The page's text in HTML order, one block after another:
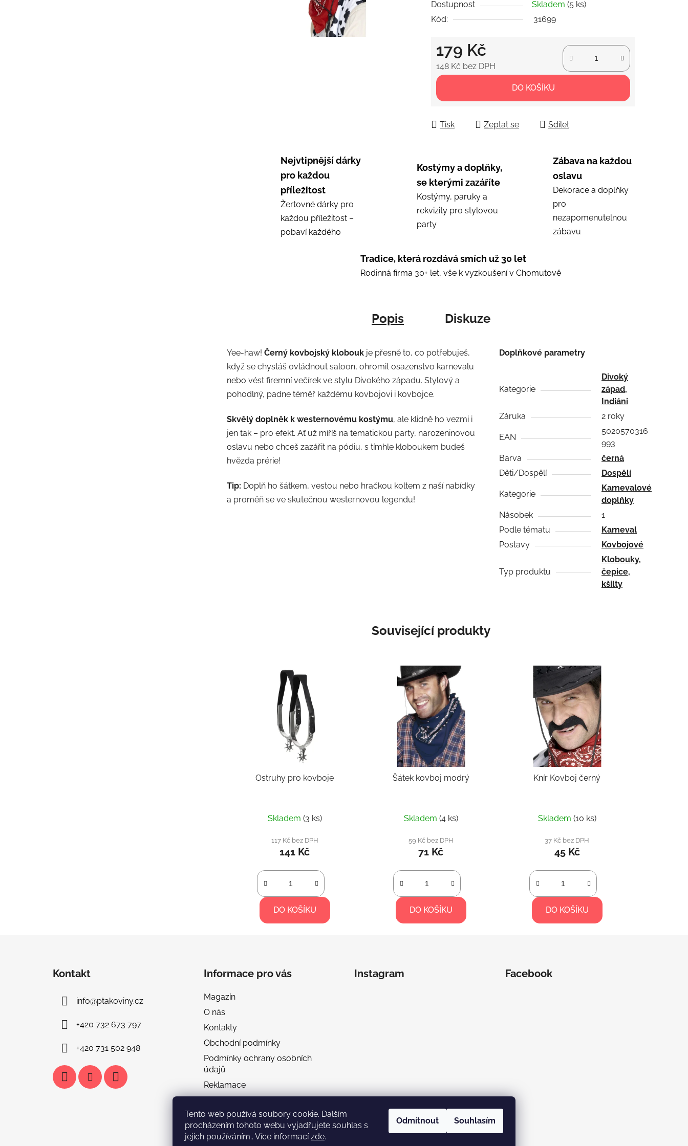
Tento web používá soubory cookie. Dalším
procházením tohoto webu vyjadřujete souhlas s
jejich používáním.. Více informacízde.
Odmítnout Souhlasím
5
hvězdiček.
Dostupnost Skladem (5 ks)
Kód:
31699
179 Kč
148 Kč bez DPH
Měrná cena:
DO KOŠÍKU
Tisk Zeptat se Sdílet
Nejvtipnější dárky
pro každou
příležitost
Žertovné dárky pro
každou příležitost –
pobaví každého
Kostýmy a doplňky,
se kterými zazáříte
Kostýmy, paruky a
rekvizity pro stylovou
party
Zábava na každou
oslavu
Dekorace a doplňky
pro
nezapomenutelnou
zábavu
Tradice, která rozdává smích už 30 let
Rodinná firma 30+ let, vše k vyzkoušení v Chomutově
Popis Diskuze
Yee-haw! Černý kovbojský klobouk je přesně to, co potřebuješ,
když se chystáš ovládnout saloon, ohromit osazenstvo karnevalu
nebo vést firemní večírek ve stylu Divokého západu. Stylový a
pohodlný, padne téměř každému kovbojovi i kovbojce.
Skvělý doplněk k westernovému kostýmu, ale klidně ho vezmi i
jen tak – pro efekt. Ať už míříš na tematickou party, narozeninovou
oslavu nebo chceš zazářit na pódiu, s tímhle kloboukem budeš
hvězda prérie!
Tip: Doplň ho šátkem, vestou nebo hračkou koltem z naší nabídky
a proměň se ve skutečnou westernovou legendu!
Doplňkové parametry
Kategorie
Divoký
západ,
Indiáni
Záruka
2 roky
EAN
5020570316
993
Barva
černá
Děti/Dospělí
Dospělí
Kategorie
Karnevalové
doplňky
Násobek
1
Podle tématu
Karneval
Postavy
Kovbojové
Typ produktu
Klobouky,
čepice,
kšilty
Související produkty
Ostruhy pro kovboje
Skladem (3 ks)
117 Kč bez DPH
141 Kč
DO KOŠÍKU
Šátek kovboj modrý
Skladem (4 ks)
59 Kč bez DPH
71 Kč
DO KOŠÍKU
Knír Kovboj černý
hodnocení
produktu
je
hvězdiček.
Skladem (10 ks)
37 Kč bez DPH
45 Kč
DO KOŠÍKU
Kontakt
info@ptakoviny.cz
+420 732 673 797
+420 731 502 948
Informace pro vás
Magazín
O nás
Kontakty
Obchodní podmínky
Podmínky ochrany osobních
údajů
Reklamace
Tabulka velikostí
FAQ & otázky ohledně objednávek
Instagram
Sledovat na Instagramu
Facebook